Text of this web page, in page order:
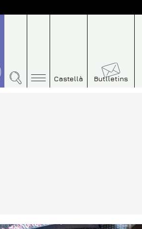
Castellà Butlletins